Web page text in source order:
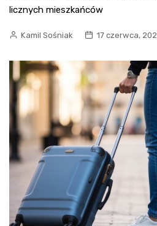
licznych mieszkańców
Kamil Sośniak 17 czerwca,